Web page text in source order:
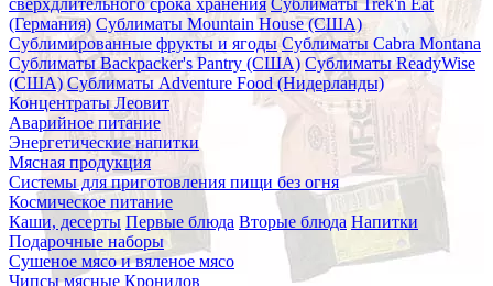
сверхдлительного срока хранения Сублиматы Trek'n Eat
(Германия) Сублиматы Mountain House (США)
Сублимированные фрукты и ягоды Сублиматы Cabra Montana
Сублиматы Backpacker's Pantry (США) Сублиматы ReadyWise
(США) Сублиматы Adventure Food (Нидерланды)
Концентраты Леовит
Аварийное питание
Энергетические напитки
Мясная продукция
Системы для приготовления пищи без огня
Космическое питание
Каши, десерты Первые блюда Вторые блюда Напитки
Подарочные наборы
Сушеное мясо и вяленое мясо
Чипсы мясные Кронидов